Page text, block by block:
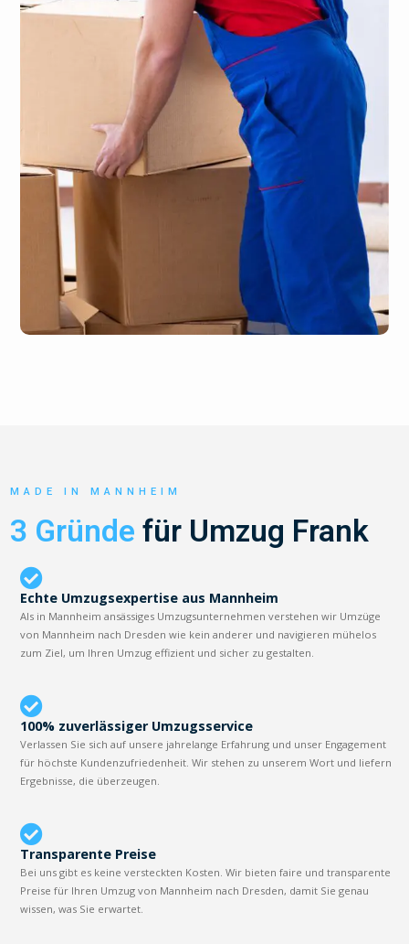
MADE IN MANNHEIM
3 Gründe für Umzug Frank
Echte Umzugsexpertise aus Mannheim
Als in Mannheim ansässiges Umzugsunternehmen verstehen wir Umzüge
von Mannheim nach Dresden wie kein anderer und navigieren mühelos
zum Ziel, um Ihren Umzug effizient und sicher zu gestalten.
100% zuverlässiger Umzugsservice
Verlassen Sie sich auf unsere jahrelange Erfahrung und unser Engagement
für höchste Kundenzufriedenheit. Wir stehen zu unserem Wort und liefern
Ergebnisse, die überzeugen.
Transparente Preise
Bei uns gibt es keine versteckten Kosten. Wir bieten faire und transparente
Preise für Ihren Umzug von Mannheim nach Dresden, damit Sie genau
wissen, was Sie erwartet.